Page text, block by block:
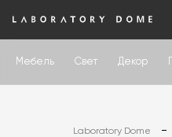
Мебель Свет Декор
Laboratory Dome